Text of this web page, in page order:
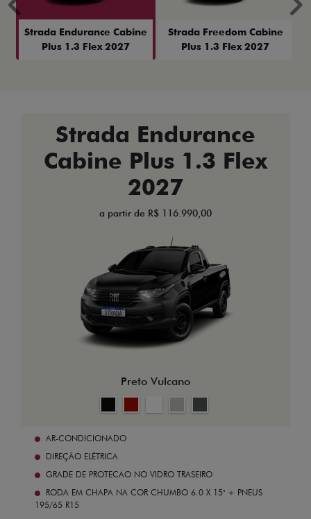
Strada Endurance Cabine
Plus 1.3 Flex 2027
Strada Freedom Cabine
Plus 1.3 Flex 2027
Anterior
Strada Endurance
Cabine Plus 1.3 Flex
2027
a partir de R$ 116.990,00
Preto Vulcano
AR-CONDICIONADO
DIREÇÃO ELÉTRICA
GRADE DE PROTECAO NO VIDRO TRASEIRO
RODA EM CHAPA NA COR CHUMBO 6.0 X 15" + PNEUS
195/65 R15